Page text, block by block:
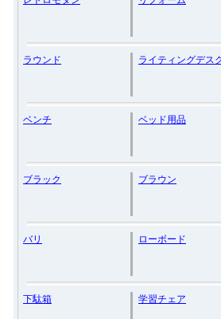
ラウンド ライティングデス
ベンチ ベッド用品
ブラック ブラウン
バリ ローボード
下駄箱 学習チェア